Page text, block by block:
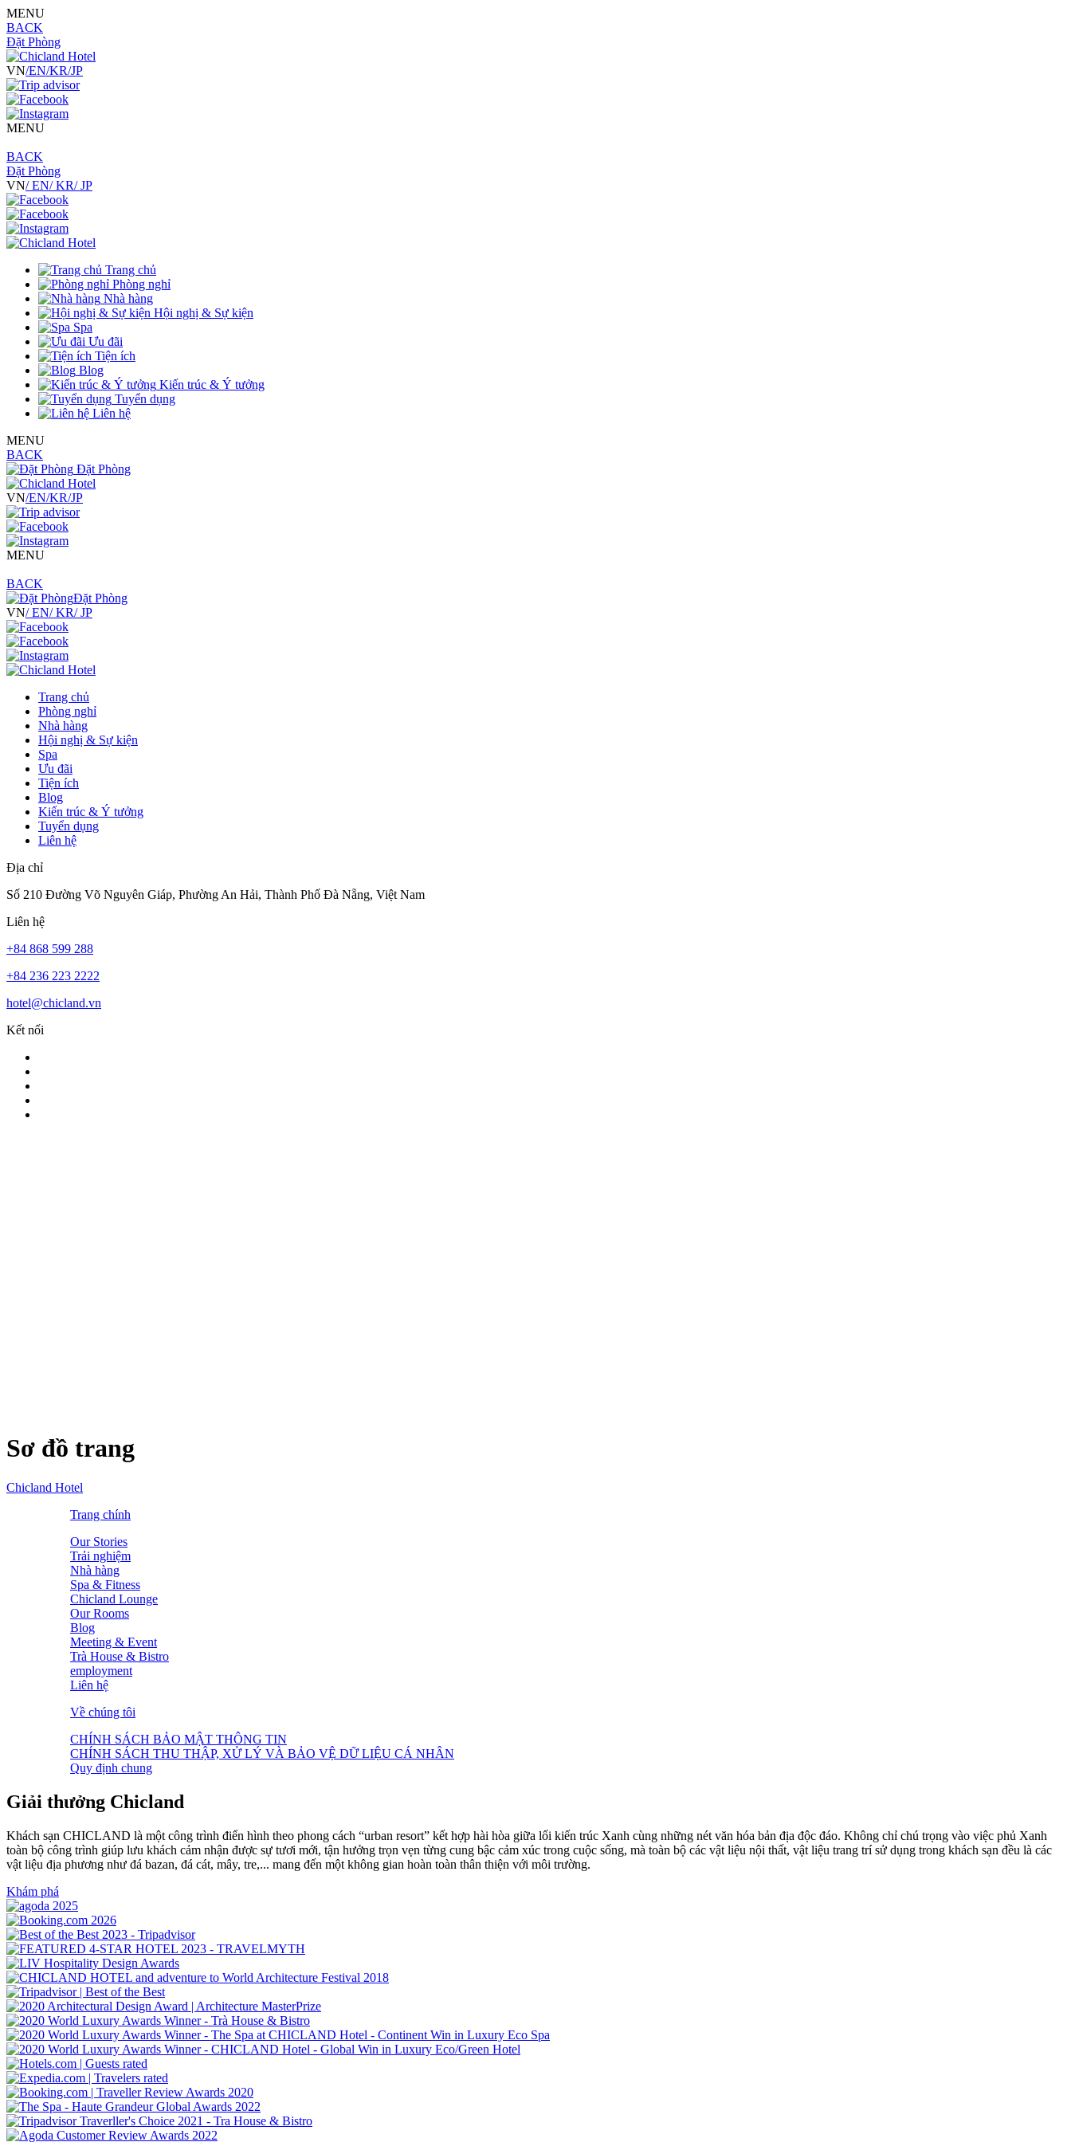
MENU
BACK
Đặt Phòng
VN/EN/KR/JP
MENU
BACK
Đặt Phòng
VN/ EN/ KR/ JP
Trang chủ
Phòng nghỉ
Nhà hàng
Hội nghị & Sự kiện
Spa
Ưu đãi
Tiện ích
Blog
Kiến trúc & Ý tưởng
Tuyển dụng
Liên hệ
MENU
BACK
Đặt Phòng
VN/EN/KR/JP
MENU
BACK
Đặt Phòng
VN/ EN/ KR/ JP
Trang chủ
Phòng nghỉ
Nhà hàng
Hội nghị & Sự kiện
Spa
Ưu đãi
Tiện ích
Blog
Kiến trúc & Ý tưởng
Tuyển dụng
Liên hệ
Địa chỉ
Số 210 Đường Võ Nguyên Giáp, Phường An Hải, Thành Phố Đà Nẵng, Việt Nam
Liên hệ
+84 868 599 288
+84 236 223 2222
hotel@chicland.vn
Kết nối
Sơ đồ trang
Chicland Hotel
Trang chính
Our Stories
Trải nghiệm
Nhà hàng
Spa & Fitness
Chicland Lounge
Our Rooms
Blog
Meeting & Event
Trà House & Bistro
employment
Liên hệ
Về chúng tôi
CHÍNH SÁCH BẢO MẬT THÔNG TIN
CHÍNH SÁCH THU THẬP, XỬ LÝ VÀ BẢO VỆ DỮ LIỆU CÁ NHÂN
Quy định chung
Giải thưởng Chicland
Khách sạn CHICLAND là một công trình điển hình theo phong cách “urban resort” kết hợp hài hòa giữa lối kiến trúc Xanh cùng những nét văn hóa bản địa độc đáo. Không chỉ chú trọng vào việc phủ Xanh
toàn bộ công trình giúp lưu khách cảm nhận được sự tươi mới, tận hưởng trọn vẹn từng cung bậc cảm xúc trong cuộc sống, mà toàn bộ các vật liệu nội thất, vật liệu trang trí sử dụng trong khách sạn đều là các
vật liệu địa phương như đá bazan, đá cát, mây, tre,... mang đến một không gian hoàn toàn thân thiện với môi trường.
Khám phá